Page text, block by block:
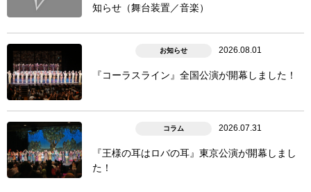
知らせ（舞台装置／音楽）
お知らせ 2026.08.01
『コーラスライン』全国公演が開幕しました！
コラム 2026.07.31
『王様の耳はロバの耳』東京公演が開幕しまし
た！